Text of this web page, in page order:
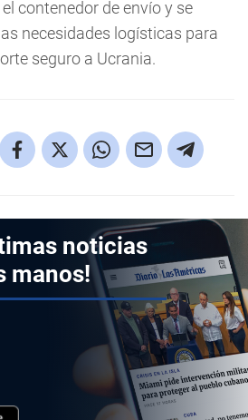
contenedor de envío y se
necesidades logísticas para
seguro a Ucrania.
noticias
manos!